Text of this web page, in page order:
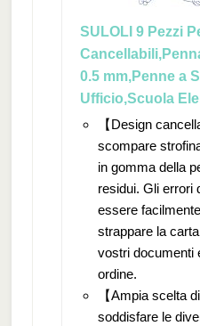
SULOLI 9 Pezzi
0.5 mm,Penne a
Ufficio,Scuola
【Design
scompare
in gomma della
residui. Gli errori
essere
strappare la
vostri documenti
ordine.
【Ampia scelta
soddisfare le